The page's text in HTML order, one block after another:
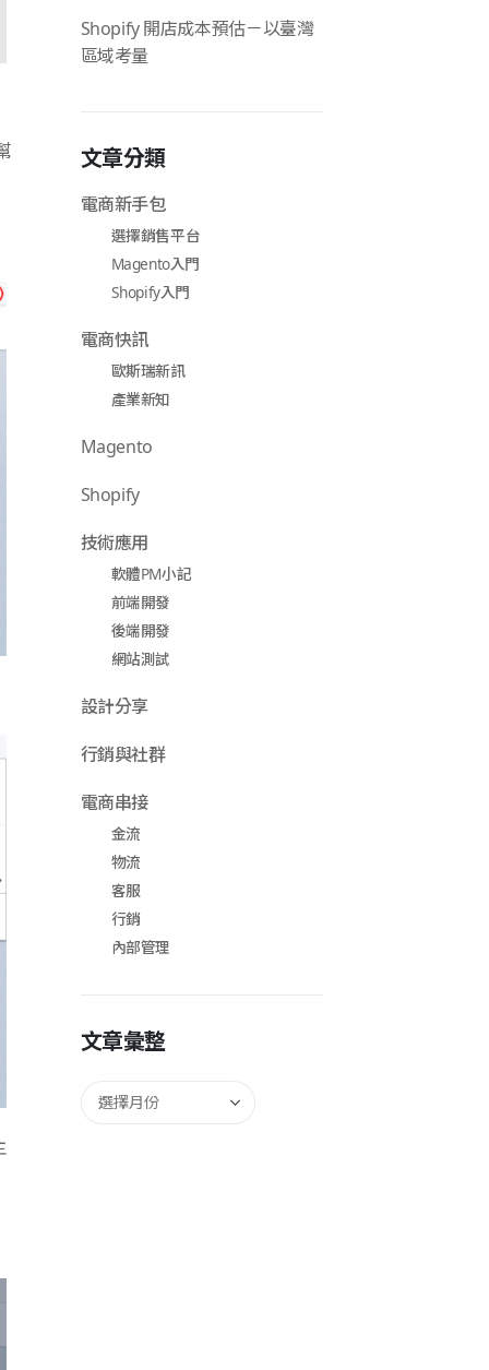
Shopify 開店成本預估－以臺灣
區域考量
文章分類
電商新手包
選擇銷售平台
Magento入門
Shopify入門
電商快訊
歐斯瑞新訊
產業新知
Magento
Shopify
技術應用
軟體PM小記
前端開發
後端開發
網站測試
設計分享
行銷與社群
電商串接
金流
物流
客服
行銷
內部管理
文章彙整